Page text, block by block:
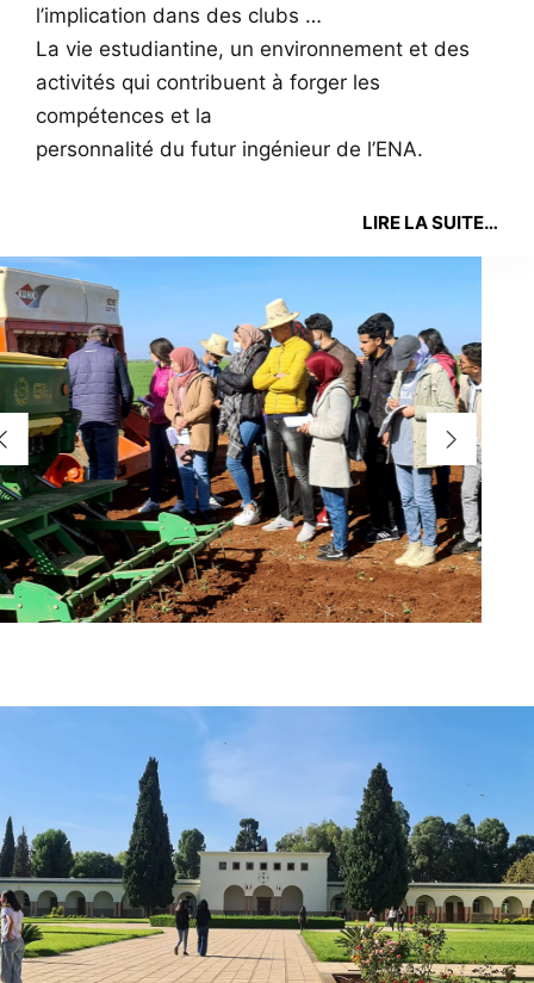
l’implication dans des clubs …
La vie estudiantine, un environnement et des
activités qui contribuent à forger les
compétences et la
personnalité du futur ingénieur de l’ENA.
LIRE LA SUITE…